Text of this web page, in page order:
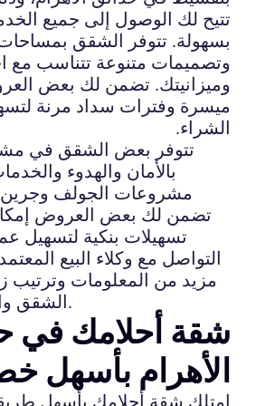
تتيح لك الوصول إلى جميع
بسهولة. تتوفر الشقق
وتصميمات متنوعة تتناسب مع
وميزانيتك. تضمن لك بعض
ميسرة وفترات سداد مرنة
الشراء.
تتوفر بعض الشقق في
بالأمان والهدوء
مشروعات الجولف وجرين
تضمن لك بعض العروض
تسهيلات بنكية لتسهيل
التواصل مع وكلاء البيع
مزيد من المعلومات وترتيب
الشقق واختيار الأنسب لك.
شقة أحلامك في
الأهرام بأسهل
امتلك شقة أحلامك بأسهل